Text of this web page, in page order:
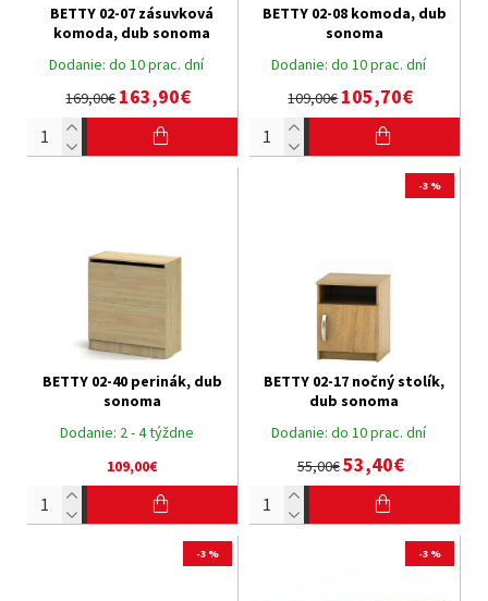
Dodanie: do 10 prac. dní
BETTY 02-07 zásuvková
komoda, dub sonoma
169,00€163,90€
Dodanie: do 10 prac. dní
BETTY 02-08 komoda, dub
sonoma
109,00€105,70€
Dodanie: 2 - 4 týždne
BETTY 02-40 perinák, dub
sonoma
109,00€
-3 %
Dodanie: do 10 prac. dní
BETTY 02-17 nočný stolík,
dub sonoma
55,00€53,40€
-3 % -3 %